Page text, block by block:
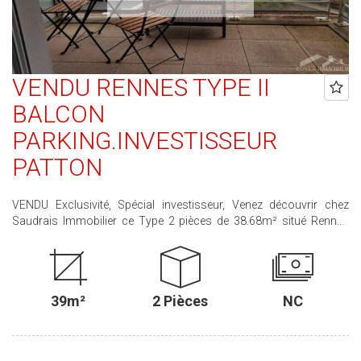
VENDU RENNES TYPE II
BALCON
PARKING.INVESTISSEUR
PATTON
VENDU Exclusivité, Spécial investisseur, Venez découvrir chez
Saudrais Immobilier ce Type 2 pièces de 38.68m² situé Rennes
des transports et de la Rocade. Cet appartement comprend : un
séjour cuisine aménagée de 20.39 M2 avec accès balcon, un
dégagement desservant une chambre, une salle d'eau qvec WC.
Emplacement de stationnement en sous sol. Ce bien est
21.07.2027. Prix HAI : 162 7500.00 € soit 155 000.00 €+ 5.00 %
39m² 2 Pièces NC